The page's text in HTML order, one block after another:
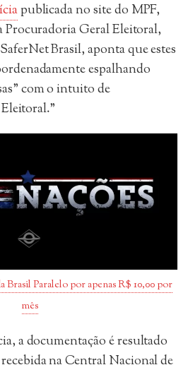
publicada no site do MPF,
Procuradoria Geral Eleitoral,
Brasil, aponta que estes
espalhando
com o intuito de
Brasil Paralelo por apenas R$ 10,00 por
mês
a documentação é resultado